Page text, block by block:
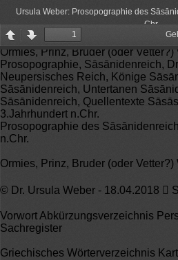
Ursula Weber: Prosopographie des
Chr.
Page
up
Page
down
Ormies, Prinz, Bruder (oder Vetter?)
Prosopographie, Sāsānidenreich,
Neupersisches Reich, Könige
Sāsānidenreich, Untertanen
Sāsānidenreich, Quellentexte
3.Jahrhundert n.Chr.
Prosopographie des
n.Chr.
Ormies, Prinz, Bruder (oder Vetter?)
© Dr. Ursula Weber - 18.04.2018 
Vorwort Abkürzungsverzeichnis
Sachregister
Griechisches Wörterverzeichnis